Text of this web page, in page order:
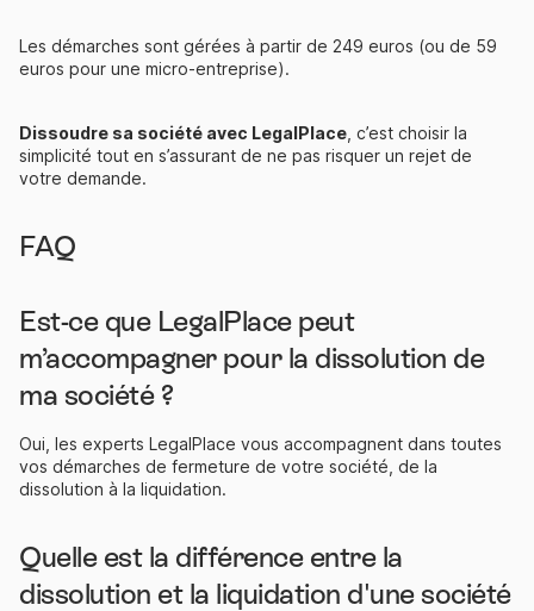
Les démarches sont gérées à partir de 249 euros (ou de 59
euros pour une micro-entreprise).
Dissoudre sa société avec LegalPlace , c’est choisir la
simplicité tout en s’assurant de ne pas risquer un rejet de
votre demande.
FAQ
Est-ce que LegalPlace peut
m’accompagner pour la dissolution de
ma société ?
Oui, les experts LegalPlace vous accompagnent dans toutes
vos démarches de fermeture de votre société, de la
dissolution à la liquidation.
Quelle est la différence entre la
dissolution et la liquidation d'une société